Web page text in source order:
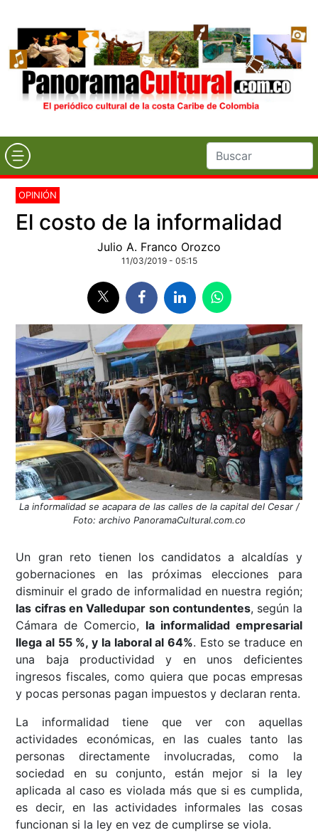
OPINIÓN
El costo de la informalidad
Julio A. Franco Orozco
11/03/2019 - 05:15
La informalidad se acapara de las calles de la capital del Cesar /
Foto: archivo PanoramaCultural.com.co
Un gran reto tienen los candidatos a alcaldías y
gobernaciones en las próximas elecciones para
disminuir el grado de informalidad en nuestra región;
las cifras en Valledupar son contundentes, según la
Cámara de Comercio, la informalidad empresarial
llega al 55 %, y la laboral al 64%. Esto se traduce en
una baja productividad y en unos deficientes
ingresos fiscales, como quiera que pocas empresas
y pocas personas pagan impuestos y declaran renta.
La informalidad tiene que ver con aquellas
actividades económicas, en las cuales tanto las
personas directamente involucradas, como la
sociedad en su conjunto, están mejor si la ley
aplicada al caso es violada más que si es cumplida,
es decir, en las actividades informales las cosas
funcionan si la ley en vez de cumplirse se viola.